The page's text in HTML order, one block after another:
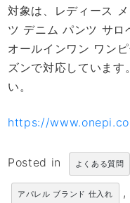
対象は、レディース
ツ デニム パンツ サロ
オールインワン ワン
ズンで対応しています
い。
https://
Posted in よくある質問
アパレル ブランド 仕入れ ,